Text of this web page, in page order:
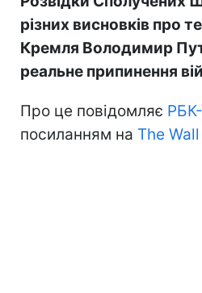
різних висновків про
Кремля Володимир
реальне припинення
Про це повідомляє
посиланням на The